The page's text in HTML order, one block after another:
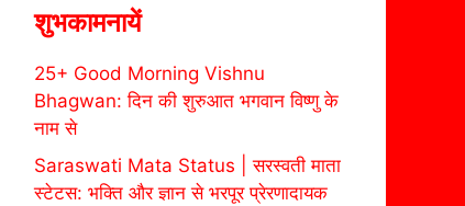
शुभकामनायें
25+ Good Morning Vishnu
Bhagwan: दिन की शुरुआत भगवान विष्णु के
नाम से
Saraswati Mata Status | सरस्वती माता
स्टेटस: भक्ति और ज्ञान से भरपूर प्रेरणादायक